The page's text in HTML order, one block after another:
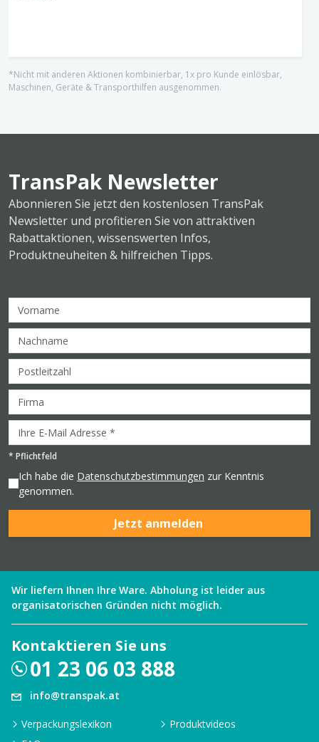
*Nicht mit anderen Aktionen kombinierbar, 1x pro Kunde einlösbar,
Maschinen, Geräte & Transporthilfen ausgenommen.
TransPak Newsletter
Abonnieren Sie jetzt den kostenlosen TransPak
Newsletter und profitieren Sie von attraktiven
Rabattaktionen, wissenswerten Infos,
Produktneuheiten & hilfreichen Tipps.
* Pflichtfeld
Ich habe die Datenschutzbestimmungen zur Kenntnis
genommen.
Jetzt anmelden
Wir liefern Ihnen Ihre Ware. Abholung ist leider aus
organisatorischen Gründen nicht möglich.
Kontaktieren Sie uns
01 23 06 03 888
info@transpak.at
Verpackungslexikon
Produktvideos